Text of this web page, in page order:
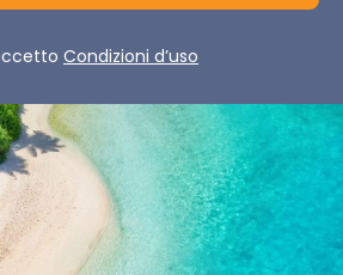
Condizioni d’uso